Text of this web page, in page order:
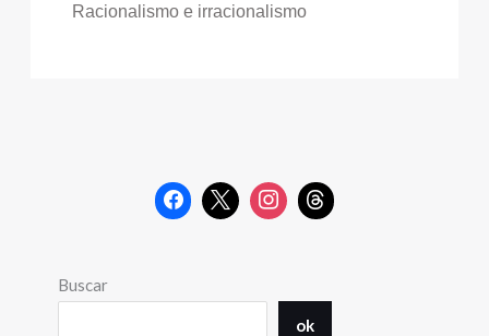
Racionalismo e irracionalismo
Buscar
ok